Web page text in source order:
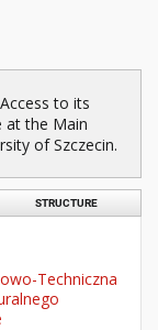
to its
at the Main
of Szczecin.
STRUCTURE
Techniczna